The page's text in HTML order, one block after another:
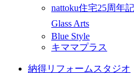
nattoku住宅25周年
Glass Arts
Blue Style
キママプラス
納得リフォームスタジオ